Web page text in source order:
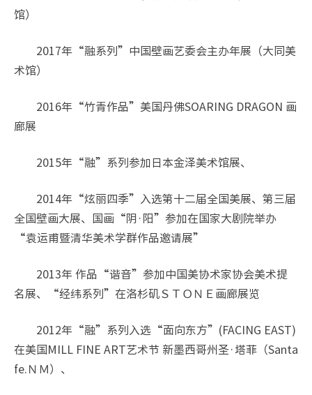
馆）
2017年“融系列”中国壁画艺委会主办年展（大同美
术馆）
2016年“竹青作品”美国丹佛SOARING DRAGON 画
廊展
2015年“融”系列参加日本金泽美术馆展、
2014年“炫丽四季”入选第十二届全国美展、第三届
全国壁画大展、国画“阴·阳”参加在国家大剧院举办
“袁运甫暨清华美术学群作品邀请展”
2013年 作品“谐音”参加中国美协术家协会美术提
名展、“经纬系列”在洛杉矶ＳＴＯＮＥ画廊展览
2012年“融”系列入选“面向东方”(FACING EAST)
在美国MILL FINE ART艺术节 新墨西哥州圣·塔菲（Santa
fe.ＮＭ）、